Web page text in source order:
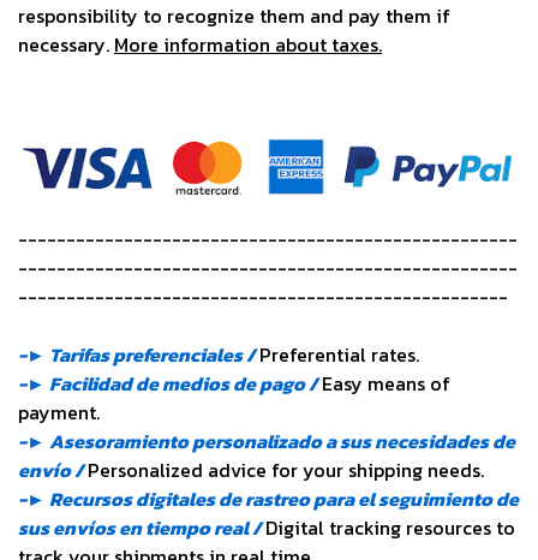
responsibility to recognize them and pay them if
necessary. More information about taxes.
----------------------------------------------------
----------------------------------------------------
---------------------------------------------------
-► Tarifas preferenciales /Preferential rates.
-► Facilidad de medios de pago /Easy means of
payment.
-► Asesoramiento personalizado a sus necesidades de
envío /Personalized advice for your shipping needs.
-► Recursos digitales de rastreo para el seguimiento de
sus envíos en tiempo real /Digital tracking resources to